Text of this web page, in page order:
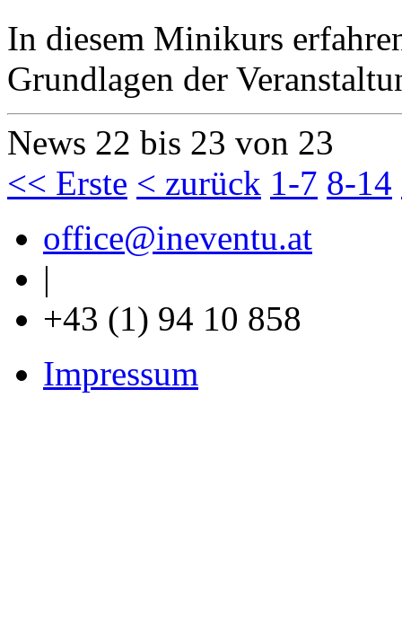
In diesem Minikurs
Grundlagen der
News 22 bis 23 von 23
<< Erste < zurück 1-7 8-14
office@ineventu.at
|
+43 (1) 94 10 858
Impressum